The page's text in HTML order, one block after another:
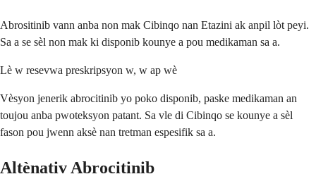
Abrositinib vann anba non mak Cibinqo nan Etazini ak anpil lòt peyi.
Sa a se sèl non mak ki disponib kounye a pou medikaman sa a.
Lè w resevwa preskripsyon w, w ap wè
Vèsyon jenerik abrocitinib yo poko disponib, paske medikaman an
toujou anba pwoteksyon patant. Sa vle di Cibinqo se kounye a sèl
fason pou jwenn aksè nan tretman espesifik sa a.
Altènativ Abrocitinib